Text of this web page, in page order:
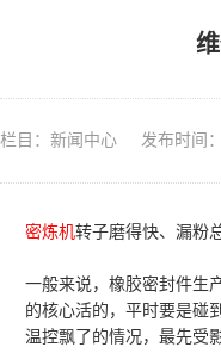
栏目：新闻中心 发布时间
密炼机转子磨得快、漏粉
一般来说，橡胶密封件生
的核心活的，平时要是碰
温控飘了的情况，最先受